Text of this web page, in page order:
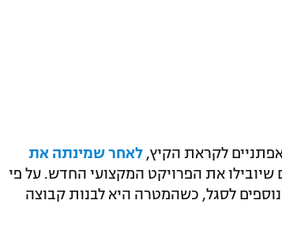
לקראת הקיץ, לאחר שמינתה את
את הפרויקט המקצועי החדש. על פי
לסגל, כשהמטרה היא לבנות קבוצה